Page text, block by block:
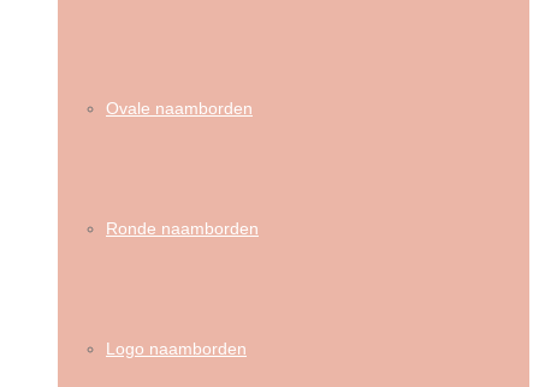
Ovale naamborden
Ronde naamborden
Logo naamborden